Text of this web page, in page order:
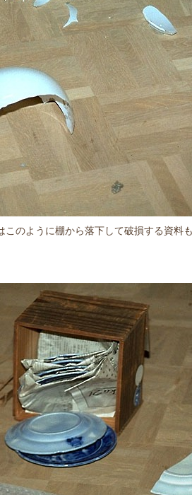
のように棚から落下して破損する資料